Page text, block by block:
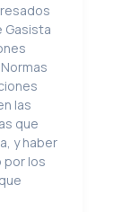
Gasista
las
que
y haber
por los